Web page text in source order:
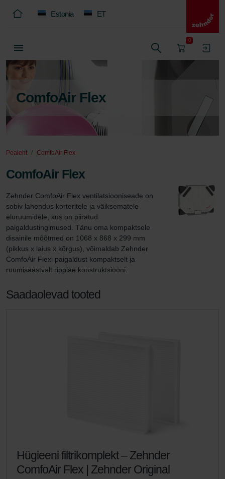
Estonia ET
0
ComfoAir Flex
Pealeht ComfoAir Flex
ComfoAir Flex
Zehnder ComfoAir Flex ventilatsiooniseade on
sobiv lahendus korteritele ja väiksematele
eluruumidele, kus on piiratud
paigaldustingimused. Tänu oma kompaktsele
disainile mõõtmed on 1068 x 868 x 299 mm
(pikkus x laius x kõrgus), võimaldab Zehnder
ComfoAir Flexi paigaldust kompaktselt ja
ruumisäästvalt ripplae konstruktsiooni.
Saadaolevad tooted
Hügieeni filtrikomplekt – Zehnder
ComfoAir Flex | Zehnder Original